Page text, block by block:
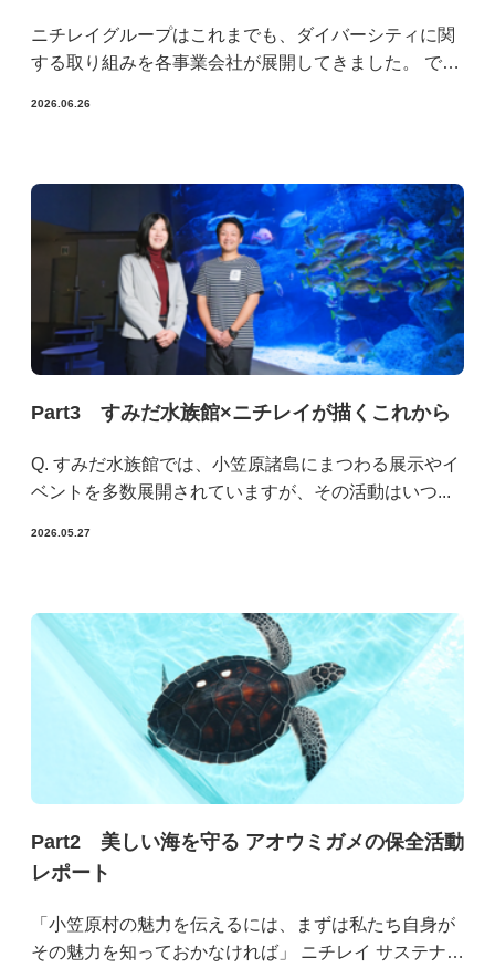
ニチレイグループはこれまでも、ダイバーシティに関
する取り組みを各事業会社が展開してきました。 では
2026.06.26
Part3 すみだ水族館×ニチレイが描くこれから
Q. すみだ水族館では、小笠原諸島にまつわる展示やイ
ベントを多数展開されていますが、その活動はいつ...
2026.05.27
Part2 美しい海を守る アオウミガメの保全活動
レポート
「小笠原村の魅力を伝えるには、まずは私たち自身が
その魅力を知っておかなければ」 ニチレイ サステナビ